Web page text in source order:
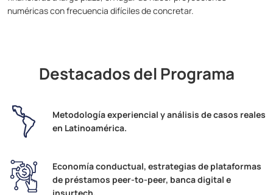
numéricas con frecuencia difíciles de concretar.
Destacados del Programa
Metodología experiencial y análisis de casos reales
en Latinoamérica.
Economía conductual, estrategias de plataformas
de préstamos peer-to-peer, banca digital e